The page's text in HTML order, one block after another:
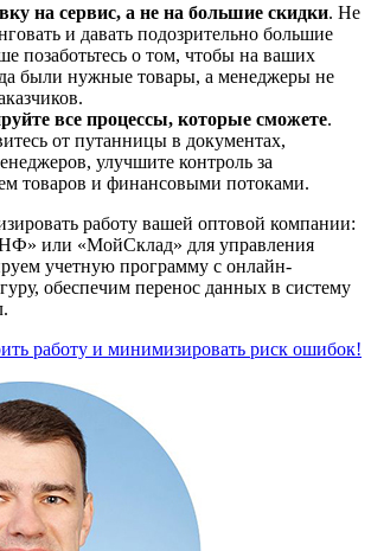
на сервис, а не на большие скидки. Не
и давать подозрительно большие
позаботьтесь о том, чтобы на ваших
были нужные товары, а менеджеры не
все процессы, которые сможете.
от путанницы в документах,
улучшите контроль за
товаров и финансовыми потоками.
работу вашей оптовой компании:
или «МойСклад» для управления
учетную программу с онлайн-
обеспечим перенос данных в систему
работу и минимизировать риск ошибок!